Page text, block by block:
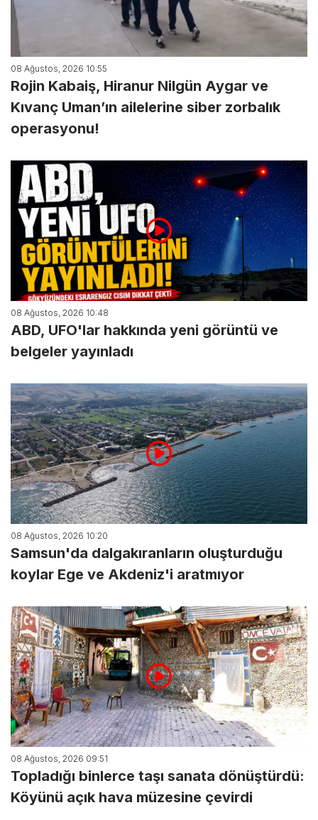
08 Ağustos, 2026 10:55
Rojin Kabaiş, Hiranur Nilgün Aygar ve
Kıvanç Uman’ın ailelerine siber zorbalık
operasyonu!
08 Ağustos, 2026 10:48
ABD, UFO'lar hakkında yeni görüntü ve
belgeler yayınladı
08 Ağustos, 2026 10:20
Samsun'da dalgakıranların oluşturduğu
koylar Ege ve Akdeniz'i aratmıyor
08 Ağustos, 2026 09:51
Topladığı binlerce taşı sanata dönüştürdü:
Köyünü açık hava müzesine çevirdi